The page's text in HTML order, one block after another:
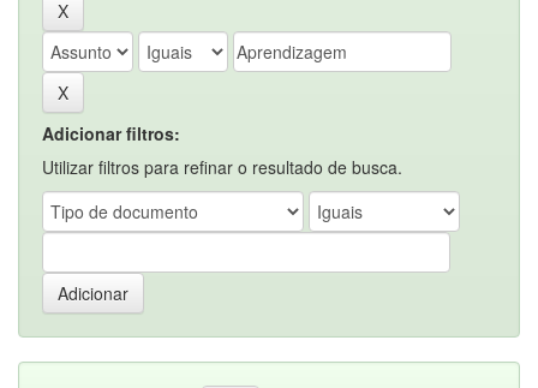
Adicionar filtros:
Utilizar filtros para refinar o resultado de busca.